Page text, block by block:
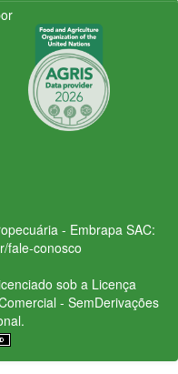
- Embrapa SAC:
fale-conosco
sob a Licença
- SemDerivações